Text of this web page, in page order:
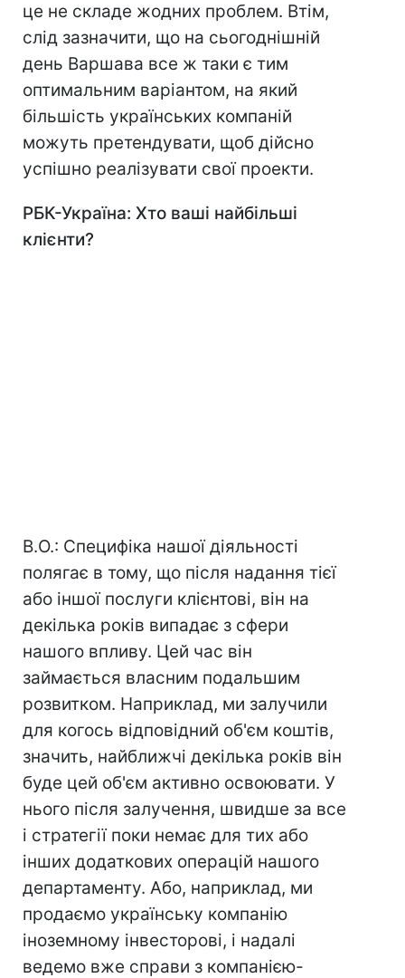
це не складе жодних проблем. Втім,
слід зазначити, що на сьогоднішній
день Варшава все ж таки є тим
оптимальним варіантом, на який
більшість українських компаній
можуть претендувати, щоб дійсно
успішно реалізувати свої проекти.
РБК-Україна: Хто ваші найбільші
клієнти?
В.О.: Специфіка нашої діяльності
полягає в тому, що після надання тієї
або іншої послуги клієнтові, він на
декілька років випадає з сфери
нашого впливу. Цей час він
займається власним подальшим
розвитком. Наприклад, ми залучили
для когось відповідний об'єм коштів,
значить, найближчі декілька років він
буде цей об'єм активно освоювати. У
нього після залучення, швидше за все
і стратегії поки немає для тих або
інших додаткових операцій нашого
департаменту. Або, наприклад, ми
продаємо українську компанію
іноземному інвесторові, і надалі
ведемо вже справи з компанією-